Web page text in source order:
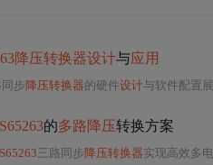
降压转换器设计与应用
步降压转换器的硬件设计与软件配置展开，涵盖电源架构、外
的多路降压转换方案
三路同步降压转换器实现高效多